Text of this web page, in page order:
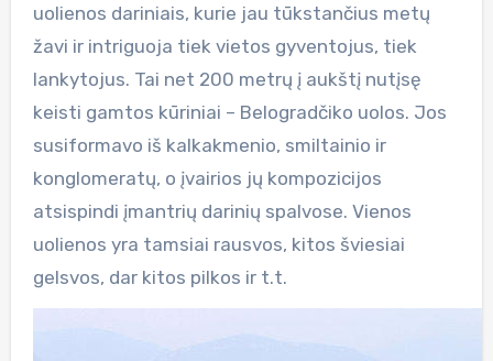
uolienos dariniais, kurie jau tūkstančius metų
žavi ir intriguoja tiek vietos gyventojus, tiek
lankytojus. Tai net 200 metrų į aukštį nutįsę
keisti gamtos kūriniai – Belogradčiko uolos. Jos
susiformavo iš kalkakmenio, smiltainio ir
konglomeratų, o įvairios jų kompozicijos
atsispindi įmantrių darinių spalvose. Vienos
uolienos yra tamsiai rausvos, kitos šviesiai
gelsvos, dar kitos pilkos ir t.t.